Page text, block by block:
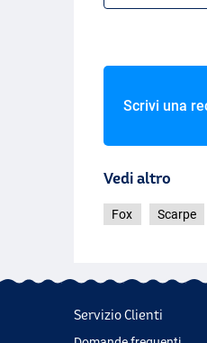
Scrivi una
Vedi altro
Fox Scarpe
Servizio Clienti